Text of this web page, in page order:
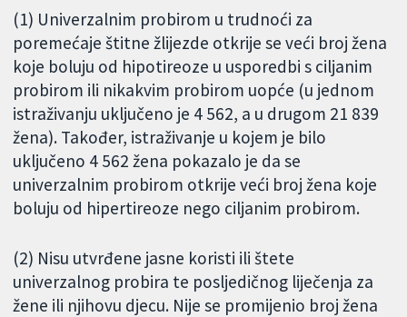
(1) Univerzalnim probirom u trudnoći za
poremećaje štitne žlijezde otkrije se veći broj žena
koje boluju od hipotireoze u usporedbi s ciljanim
probirom ili nikakvim probirom uopće (u jednom
istraživanju uključeno je 4 562, a u drugom 21 839
žena). Također, istraživanje u kojem je bilo
uključeno 4 562 žena pokazalo je da se
univerzalnim probirom otkrije veći broj žena koje
boluju od hipertireoze nego ciljanim probirom.
(2) Nisu utvrđene jasne koristi ili štete
univerzalnog probira te posljedičnog liječenja za
žene ili njihovu djecu. Nije se promijenio broj žena